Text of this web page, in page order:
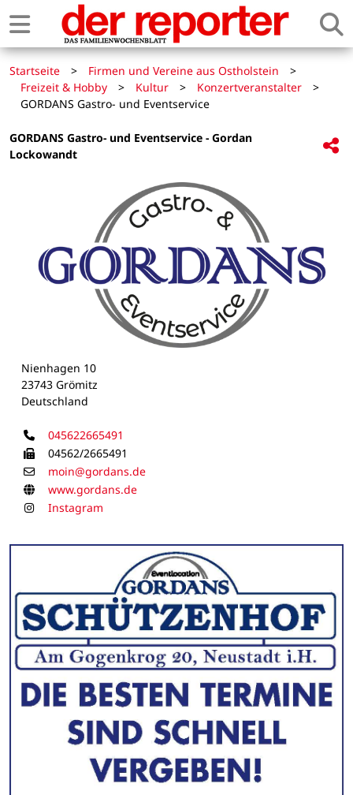
Startseite > Firmen und Vereine aus Ostholstein
>
Freizeit & Hobby
> Kultur > Konzertveranstalter
>
GORDANS Gastro- und Eventservice
GORDANS Gastro- und Eventservice - Gordan
Lockowandt
Nienhagen 10
23743 Grömitz
Deutschland
Telefon
045622665491
Telefax
04562/2665491
E-Mail
moin@gordans.de
Homepage
www.gordans.de
Instagram
Instagram